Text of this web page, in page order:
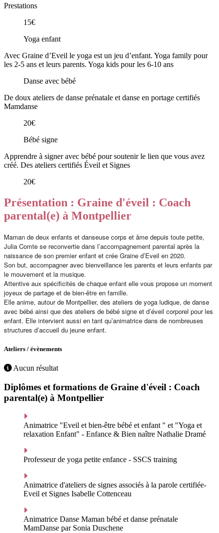
Prestations
15€
Yoga enfant
Avec Graine d’Eveil le yoga est un jeu d’enfant. Yoga family pour
les 2-5 ans et leurs parents. Yoga kids pour les 6-10 ans
Danse avec bébé
De doux ateliers de danse prénatale et danse en portage certifiés
Mamdanse
20€
Bébé signe
Apprendre à signer avec bébé pour soutenir le lien que vous avez
créé. Des ateliers certifiés Éveil et Signes
20€
Présentation : Graine d'éveil : Coach
parental(e) à Montpellier
Maman de deux enfants et danseuse corps et âme depuis toute petite,
Julia Comte se reconvertie dans l’accompagnement parental après la
naissance de son premier enfant et crée Graine d’Eveil en 2020.
Son but, accompagner avec bienveillance les parents et leurs enfants par
le mouvement et la musique.
Attentive aux spécificités de chaque enfant elle vous propose un moment
joyeux de partage et de bien-être en famille.
Elle anime, autour de Montpellier, des ateliers de yoga ludique, de danse
avec bébé ainsi que des ateliers de bébé signe et d’éveil corporel pour les
enfant. Elle intervient aussi en tant qu’animatrice dans de nombreuses
structures d’accueil du jeune enfant.
Ateliers / évènements
Aucun résultat
Diplômes et formations de Graine d'éveil : Coach
parental(e) à Montpellier
Animatrice "Eveil et bien-être bébé et enfant " et "Yoga et
relaxation Enfant" - Enfance & Bien naître Nathalie Dramé
Professeur de yoga petite enfance - SSCS training
Animatrice d'ateliers de signes associés à la parole certifiée-
Eveil et Signes Isabelle Cottenceau
Animatrice Danse Maman bébé et danse prénatale
MamDanse par Sonia Duschene